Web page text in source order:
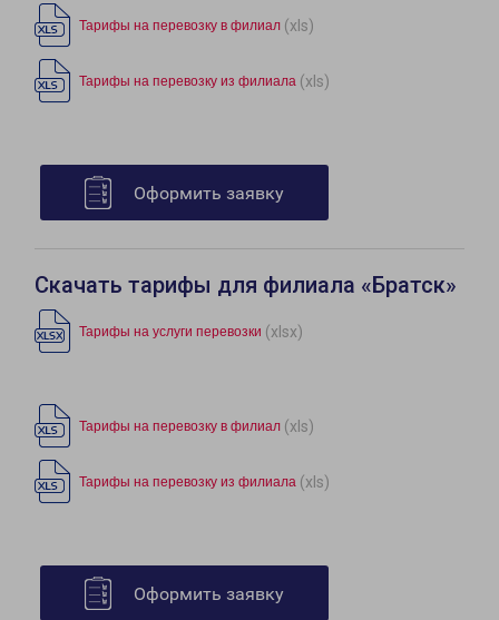
Тарифы на перевозку в филиал (xls)
Тарифы на перевозку из филиала (xls)
Оформить заявку
Скачать тарифы для филиала «Братск»
Тарифы на услуги перевозки (xlsx)
Тарифы на перевозку в филиал (xls)
Тарифы на перевозку из филиала (xls)
Оформить заявку